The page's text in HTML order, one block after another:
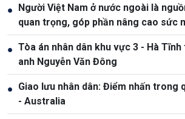
● Người Việt Nam ở nước ngoài là
quan trọng, góp phần nâng cao sức
quốc gia
● Tòa án nhân dân khu vực 3 - Hà
anh Nguyễn Văn Đông
● Giao lưu nhân dân: Điểm nhấn trong
- Australia